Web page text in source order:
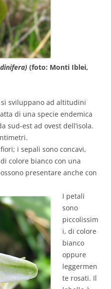
(foto: Monti Iblei,
si sviluppano ad altitudini
di una specie endemica
sud-est ad ovest dell’isola.
i sepali sono concavi,
colore bianco con una
presentare anche con
I petali
sono
piccolissim
i, di colore
bianco
oppure
leggermen
te rosati. Il